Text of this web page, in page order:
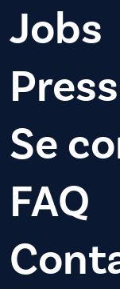
Jobs
Se
FAQ